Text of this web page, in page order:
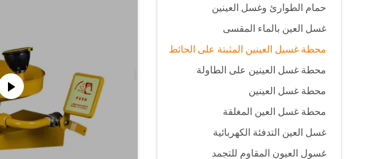
حمام الطوارئ وغسل العينين
غسل العين بالماء المقسى
محطة غسيل العينين المثبتة على الحائط
محطة غسل العينين على الطاولة
محطة غسل العينين
محطة غسل العين المغلقة
غسل العين التدفئة الكهربائية
غسول العيون المقاوم للتجمد